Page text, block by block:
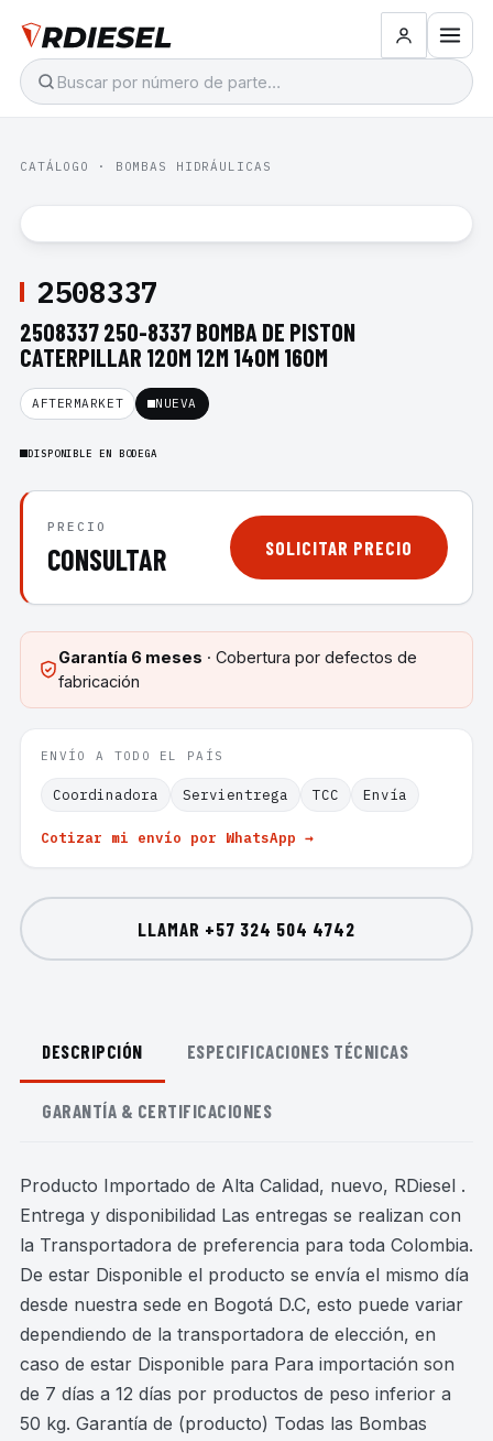
CATÁLOGO · BOMBAS HIDRÁULICAS
2508337
2508337 250-8337 BOMBA DE PISTON
CATERPILLAR 120M 12M 140M 160M
AFTERMARKET NUEVA
DISPONIBLE EN BODEGA
PRECIO
CONSULTAR SOLICITAR PRECIO
Garantía 6 meses · Cobertura por defectos de
fabricación
ENVÍO A TODO EL PAÍS
Coordinadora Servientrega TCC Envía
Cotizar mi envío por WhatsApp →
LLAMAR +57 324 504 4742
DESCRIPCIÓN ESPECIFICACIONES TÉCNICAS
GARANTÍA & CERTIFICACIONES
Producto Importado de Alta Calidad, nuevo, RDiesel .
Entrega y disponibilidad Las entregas se realizan con
la Transportadora de preferencia para toda Colombia.
De estar Disponible el producto se envía el mismo día
desde nuestra sede en Bogotá D.C, esto puede variar
dependiendo de la transportadora de elección, en
caso de estar Disponible para Para importación son
de 7 días a 12 días por productos de peso inferior a
50 kg. Garantía de (producto) Todas las Bombas